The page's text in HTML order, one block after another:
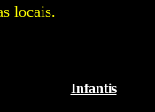
locais.
Infantis